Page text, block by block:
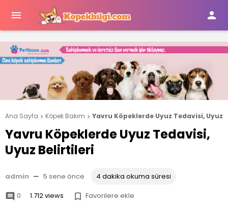
 
Ana Sayfa  Köpek Bakım  Yavru Köpeklerde Uyuz Tedavisi, Uyuz
Yavru Köpeklerde Uyuz Tedavisi,
Uyuz Belirtileri
admin — 5 sene önce 4 dakika okuma süresi
 0 1.712 views  Favorilere ekle